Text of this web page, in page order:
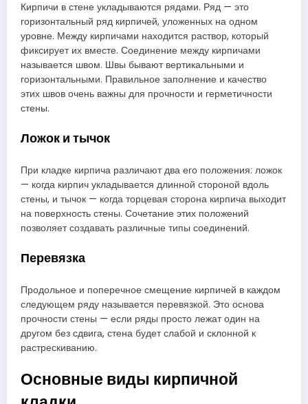
Кирпичи в стене укладываются рядами. Ряд — это
горизонтальный ряд кирпичей, уложенных на одном
уровне. Между кирпичами находится раствор, который
фиксирует их вместе. Соединение между кирпичами
называется швом. Швы бывают вертикальными и
горизонтальными. Правильное заполнение и качество
этих швов очень важны для прочности и герметичности
стены.
Ложок и тычок
При кладке кирпича различают два его положения: ложок
— когда кирпич укладывается длинной стороной вдоль
стены, и тычок — когда торцевая сторона кирпича выходит
на поверхность стены. Сочетание этих положений
позволяет создавать различные типы соединений.
Перевязка
Продольное и поперечное смещение кирпичей в каждом
следующем ряду называется перевязкой. Это основа
прочности стены — если ряды просто лежат один на
другом без сдвига, стена будет слабой и склонной к
растрескиванию.
Основные виды кирпичной